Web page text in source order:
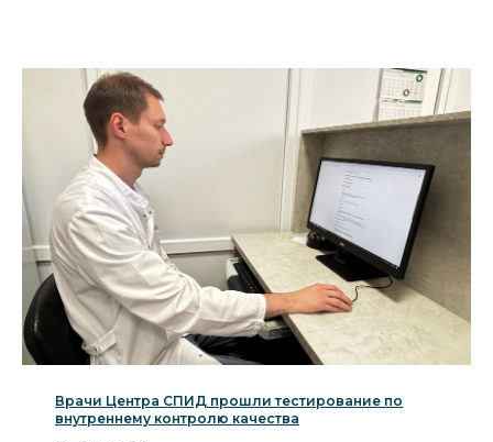
Врачи Центра СПИД прошли тестирование по
внутреннему контролю качества